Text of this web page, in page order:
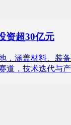
资超30亿元
，涵盖材料、装
道，技术迭代与